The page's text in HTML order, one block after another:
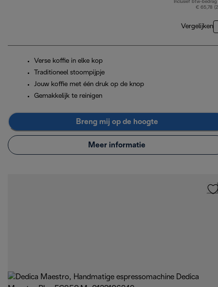
Inclusief btw-bedrag
€ 65,78
Vergelijken
Verse koffie in elke kop
Traditioneel stoompijpje
Jouw koffie met één druk op de knop
Gemakkelijk te reinigen
Breng mij op de hoogte
Meer informatie